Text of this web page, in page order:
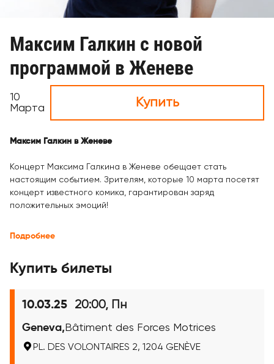
Максим Галкин с новой
программой в Женеве
10
Марта
Купить
Максим Галкин в Женеве
Концерт Максима Галкина в Женеве обещает стать
настоящим событием. Зрителям, которые 10 марта посетят
концерт известного комика, гарантирован заряд
положительных эмоций!
Подробнее
Купить билеты
10.03.25 20:00, Пн
Geneva, Bâtiment des Forces Motrices
PL. DES VOLONTAIRES 2, 1204 GENÈVE